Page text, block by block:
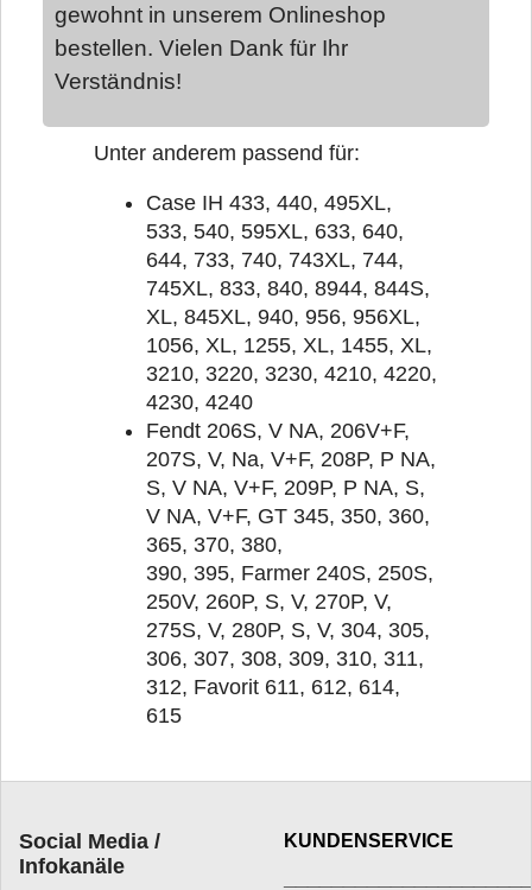
gewohnt in unserem Onlineshop
bestellen. Vielen Dank für Ihr
Verständnis!
Unter anderem passend für:
Case IH 433, 440, 495XL,
533, 540, 595XL, 633, 640,
644, 733, 740, 743XL, 744,
745XL, 833, 840, 8944, 844S,
XL, 845XL, 940, 956, 956XL,
1056, XL, 1255, XL, 1455, XL,
3210, 3220, 3230, 4210, 4220,
4230, 4240
Fendt 206S, V NA, 206V+F,
207S, V, Na, V+F, 208P, P NA,
S, V NA, V+F, 209P, P NA, S,
V NA, V+F, GT 345, 350, 360,
365, 370, 380,
390, 395, Farmer 240S, 250S,
250V, 260P, S, V, 270P, V,
275S, V, 280P, S, V, 304, 305,
306, 307, 308, 309, 310, 311,
312, Favorit 611, 612, 614,
615
Social Media /
Infokanäle
KUNDENSERVICE